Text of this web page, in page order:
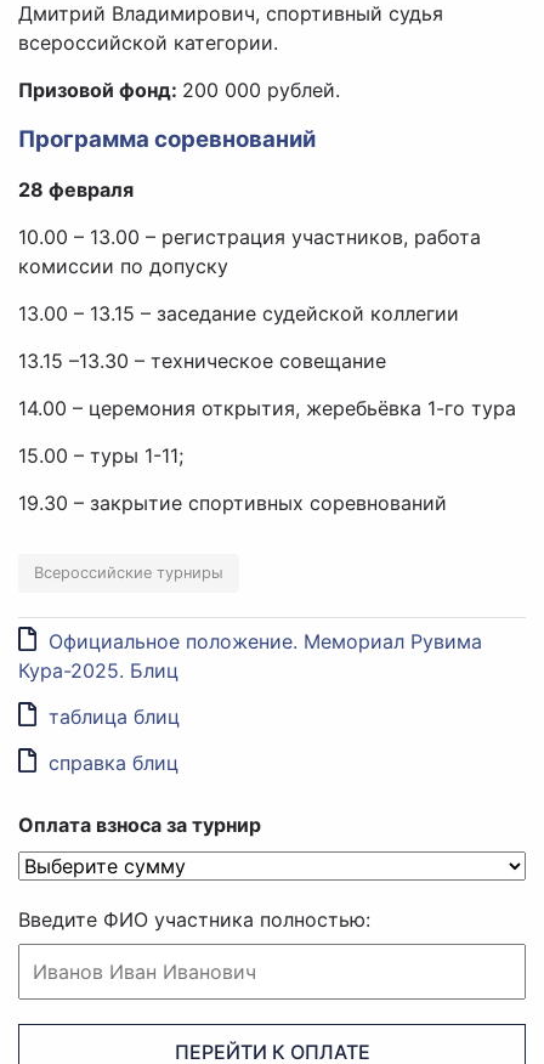
Дмитрий Владимирович, спортивный судья
всероссийской категории.
Призовой фонд: 200 000 рублей.
Программа соревнований
28 февраля
10.00 – 13.00 – регистрация участников, работа
комиссии по допуску
13.00 – 13.15 – заседание судейской коллегии
13.15 –13.30 – техническое совещание
14.00 – церемония открытия, жеребьёвка 1-го тура
15.00 – туры 1-11;
19.30 – закрытие спортивных соревнований
Всероссийские турниры
Официальное положение. Мемориал Рувима
Кура-2025. Блиц
таблица блиц
справка блиц
Оплата взноса за турнир
Введите ФИО участника полностью:
ПЕРЕЙТИ К ОПЛАТЕ